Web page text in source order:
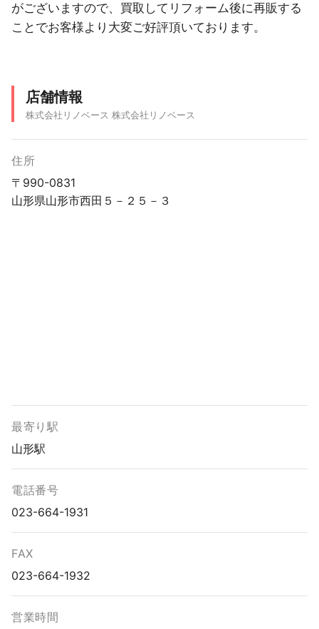
がございますので、買取してリフォーム後に再販する
ことでお客様より大変ご好評頂いております。
店舗情報
株式会社リノベース 株式会社リノベース
住所
〒990-0831
山形県山形市西田５－２５－３
最寄り駅
山形駅
電話番号
023-664-1931
FAX
023-664-1932
営業時間